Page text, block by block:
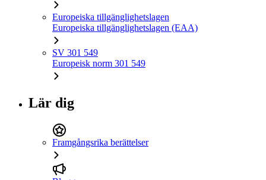
Europeiska tillgänglighetslagen
Europeiska tillgänglighetslagen (EAA)
SV 301 549
Europeisk norm 301 549
Lär dig
Framgångsrika berättelser